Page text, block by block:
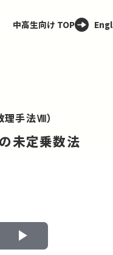
中高生向け TOP
理手法Ⅷ）
定乗数法